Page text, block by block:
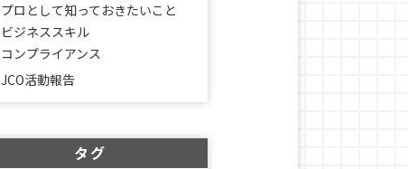
プロとして知っておきたいこと
ビジネススキル
コンプライアンス
JCO活動報告
タグ